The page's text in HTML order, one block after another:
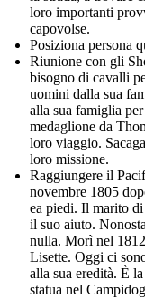
loro importanti
capovolse.
Posiziona persona
Riunione con gli
bisogno di cavalli
uomini dalla sua
alla sua famiglia
medaglione da
loro viaggio.
loro missione.
Raggiungere il
novembre 1805
ea piedi. Il marito di
il suo aiuto.
nulla. Morì nel
Lisette. Oggi ci
alla sua eredità. È
statua nel